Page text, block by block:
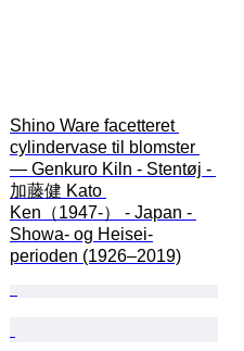
Shino Ware facetteret
cylindervase til blomster
— Genkuro Kiln - Stentøj -
加藤健 Kato
Ken（1947-） - Japan -
Showa- og Heisei-
perioden (1926–2019)